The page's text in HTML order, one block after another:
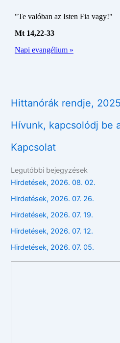
Hittanórák rendje,
Hívunk, kapcsolódj be
Kapcsolat
Legutóbbi bejegyzések
Hirdetések, 2026. 08. 02.
Hirdetések, 2026. 07. 26.
Hirdetések, 2026. 07. 19.
Hirdetések, 2026. 07. 12.
Hirdetések, 2026. 07. 05.